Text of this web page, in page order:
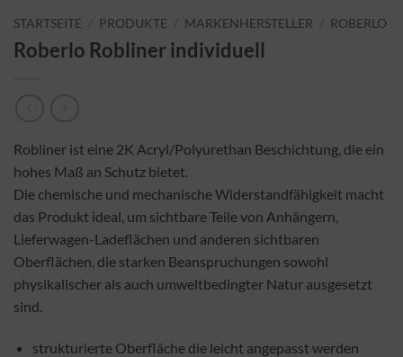
STARTSEITE PRODUKTE MARKENHERSTELLER ROBERLO
Roberlo Robliner individuell
Robliner ist eine 2K Acryl/Polyurethan Beschichtung, die ein
hohes Maß an Schutz bietet.
Die chemische und mechanische Widerstandfähigkeit macht
das Produkt ideal, um sichtbare Teile von Anhängern,
Lieferwagen-Ladeflächen und anderen sichtbaren
Oberflächen, die starken Beanspruchungen sowohl
physikalischer als auch umweltbedingter Natur ausgesetzt
sind.
strukturierte Oberfläche die leicht angepasst werden